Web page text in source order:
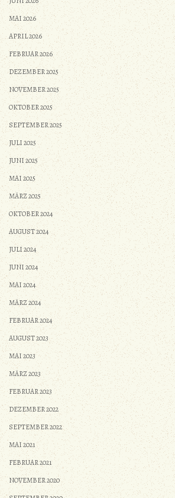
MAI 2026
APRIL 2026
FEBRUAR 2026
DEZEMBER 2025
NOVEMBER 2025
OKTOBER 2025
SEPTEMBER 2025
JULI 2025
JUNI 2025
MAI 2025
MÄRZ 2025
OKTOBER 2024
AUGUST 2024
JULI 2024
JUNI 2024
MAI 2024
MÄRZ 2024
FEBRUAR 2024
AUGUST 2023
MAI 2023
MÄRZ 2023
FEBRUAR 2023
DEZEMBER 2022
SEPTEMBER 2022
MAI 2021
FEBRUAR 2021
NOVEMBER 2020